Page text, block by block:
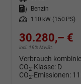
Kraftstoff
Benzin
Leistung
110 kW (150 PS)
30.280,– €
incl. 19% MwSt.
Verbrauch
CO2-Klasse: D
CO2-Emissionen: